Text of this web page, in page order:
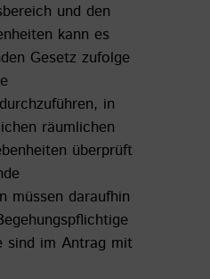
und den
kann es
Gesetz zufolge
durchzuführen, in
räumlichen
überprüft
müssen daraufhin
sind im Antrag mit